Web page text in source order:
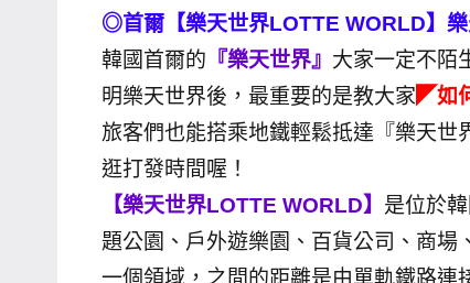
節
目
班
底、
外
景
節
目
◎首爾【樂天世界LOTTE WORLD】
韓國首爾的 『樂天世界』 大家一定不陌
明樂天世界後，最重要的是教大家◤如
旅客們也能搭乘地鐵輕鬆抵達『樂天
逛打發時間喔！
【樂天世界LOTTE WORLD】 是位於
題公園、戶外遊樂園、百貨公司、商場
一個領域，之間的距離是由單軌鐵路連